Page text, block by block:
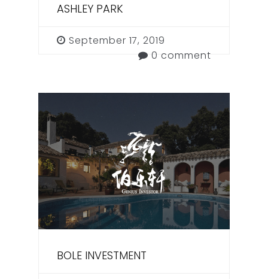
ASHLEY PARK
September 17, 2019
0 comment
BOLE INVESTMENT